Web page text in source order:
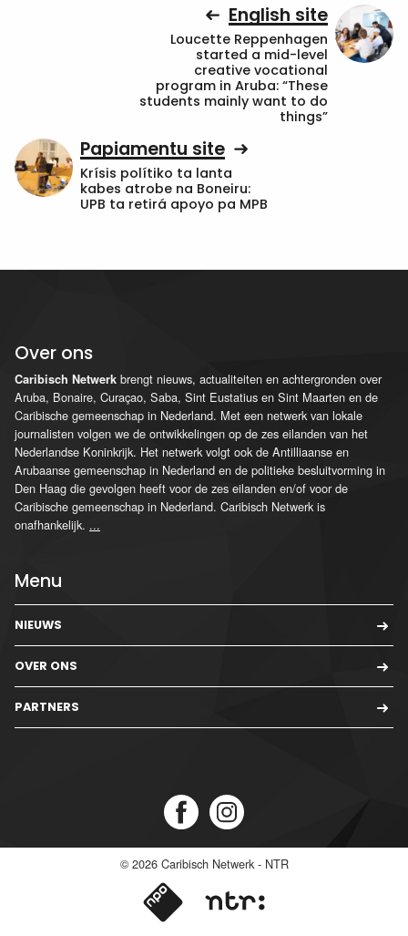
English site
Loucette Reppenhagen
started a mid-level
creative vocational
program in Aruba: “These
students mainly want to do
things”
Papiamentu site
Krísis polítiko ta lanta
kabes atrobe na Boneiru:
UPB ta retirá apoyo pa MPB
Over ons
Caribisch Netwerk brengt nieuws, actualiteiten en achtergronden over
Aruba, Bonaire, Curaçao, Saba, Sint Eustatius en Sint Maarten en de
Caribische gemeenschap in Nederland. Met een netwerk van lokale
journalisten volgen we de ontwikkelingen op de zes eilanden van het
Nederlandse Koninkrijk. Het netwerk volgt ook de Antilliaanse en
Arubaanse gemeenschap in Nederland en de politieke besluitvorming in
Den Haag die gevolgen heeft voor de zes eilanden en/of voor de
Caribische gemeenschap in Nederland. Caribisch Netwerk is
onafhankelijk. ...
Menu
NIEUWS
OVER ONS
PARTNERS
© 2026 Caribisch Netwerk - NTR